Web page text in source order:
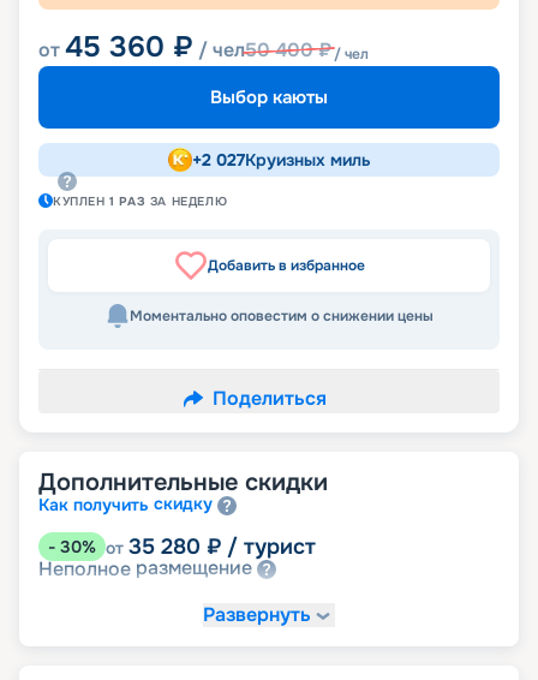
от45 360 ₽ / чел50 400₽/ чел
Выбор каюты
+2 027Круизных миль
КУПЛЕН1 РАЗ ЗА НЕДЕЛЮ
Добавить в избранное
Моментально оповестим о снижении цены
Поделиться
Дополнительные скидки
Как получить скидку
- 30% от 35 280 ₽ / турист
Неполное размещение
Развернуть